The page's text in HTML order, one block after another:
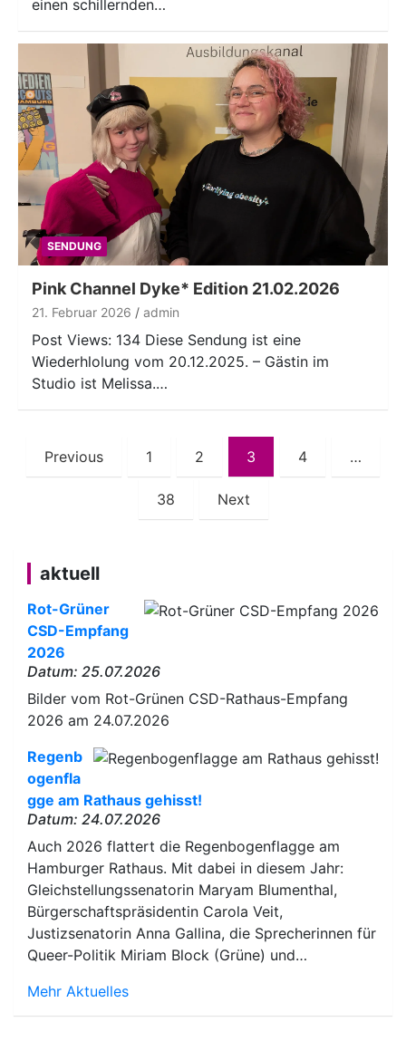
einen schillernden…
SENDUNG
Pink Channel Dyke* Edition 21.02.2026
21. Februar 2026 admin
Post Views: 134 Diese Sendung ist eine
Wiederhlolung vom 20.12.2025. – Gästin im
Studio ist Melissa.…
Seitennummerierung
der
Previous 1 2 3 4 …
38 Next
aktuell
Rot-Grüner
CSD-Empfang
2026
Datum: 25.07.2026
Bilder vom Rot-Grünen CSD-Rathaus-Empfang
2026 am 24.07.2026
Regenb
ogenfla
gge am Rathaus gehisst!
Datum: 24.07.2026
Auch 2026 flattert die Regenbogenflagge am
Hamburger Rathaus. Mit dabei in diesem Jahr:
Gleichstellungssenatorin Maryam Blumenthal,
Bürgerschaftspräsidentin Carola Veit,
Justizsenatorin Anna Gallina, die Sprecherinnen für
Queer-Politik Miriam Block (Grüne) und…
Mehr Aktuelles